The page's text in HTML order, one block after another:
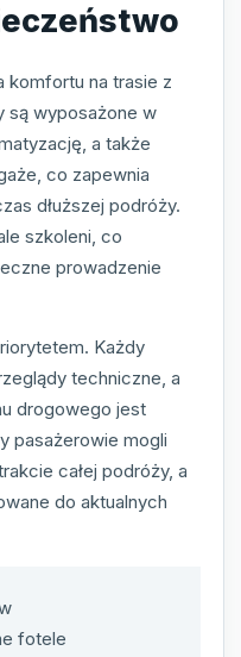
komfortu na trasie z
są wyposażone w
a także
co zapewnia
dłuższej podróży.
szkoleni, co
prowadzenie
Każdy
techniczne, a
drogowego jest
pasażerowie mogli
całej podróży, a
do aktualnych
fotele